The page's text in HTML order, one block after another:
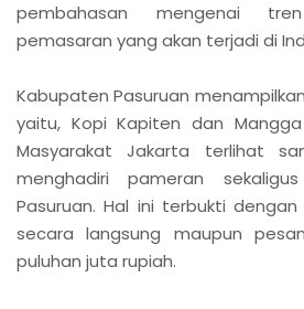
pembahasan mengenai
pemasaran yang akan terjadi di
Kabupaten Pasuruan
yaitu, Kopi Kapiten dan
Masyarakat Jakarta terlihat
menghadiri pameran
Pasuruan. Hal ini terbukti
secara langsung maupun
puluhan juta rupiah.